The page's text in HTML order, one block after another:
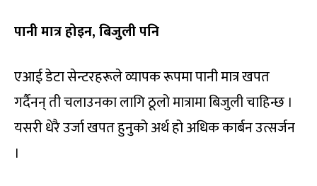
पानी मात्र होइन, बिजुली पनि
एआई डेटा सेन्टरहरूले व्यापक रूपमा पानी मात्र खपत
गर्दैनन् ती चलाउनका लागि ठूलो मात्रामा बिजुली चाहिन्छ ।
यसरी धेरै उर्जा खपत हुनुको अर्थ हो अधिक कार्बन उत्सर्जन
।